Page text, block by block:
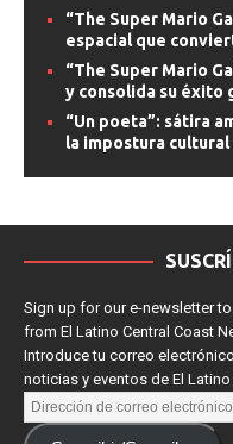
“The Super Mario
espacial que
“The Super Mario
y consolida su éxito
“Un poeta”: sátira
la impostura cultural
Sign up for our e-newsletter
from El Latino Central Coast
Introduce tu correo
noticias y eventos de El Latino